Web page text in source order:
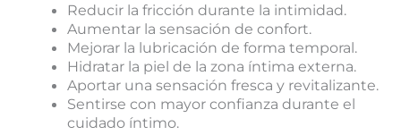
Reducir la fricción durante la intimidad.
Aumentar la sensación de confort.
Mejorar la lubricación de forma temporal.
Hidratar la piel de la zona íntima externa.
Aportar una sensación fresca y revitalizante.
Sentirse con mayor confianza durante el
cuidado íntimo.